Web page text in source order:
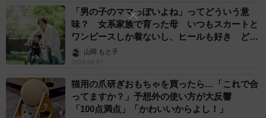
「男の子のママっぽいよね」ってどういう意
味？ 女系家族で育った母 いつもスカートと
ワンピースしか着ないし、ヒールも好き どの
へんが…
山岡 もと子
2026.08.07
猫用の爪研ぎおもちゃを買ったら…「これで合
ってますか？」予想外の使い方が大反響
「100点満点」「かわいいからよし！」